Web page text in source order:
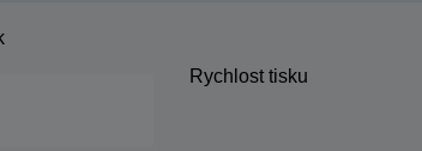
Rychlost tisku